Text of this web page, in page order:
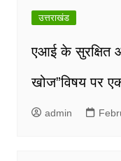
उत्तराखंड
एआई के सुरक्षित
खोज”विषय पर
admin